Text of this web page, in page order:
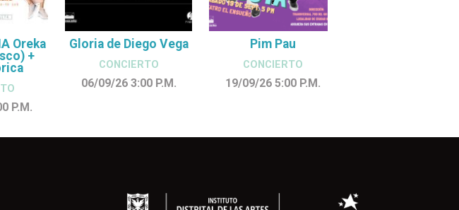
Oreka
+
P.M.
Gloria de Diego Vega
CONCIERTO
06/09/26 3:00 P.M.
Pim Pau
CONCIERTO
19/09/26 5:00 P.M.